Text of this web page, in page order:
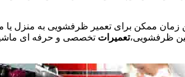
زمان ممکن برای تعمیر ظرفشویی به منزل یا
ظرفشویی،تعمیرات تخصصی و حرفه ای